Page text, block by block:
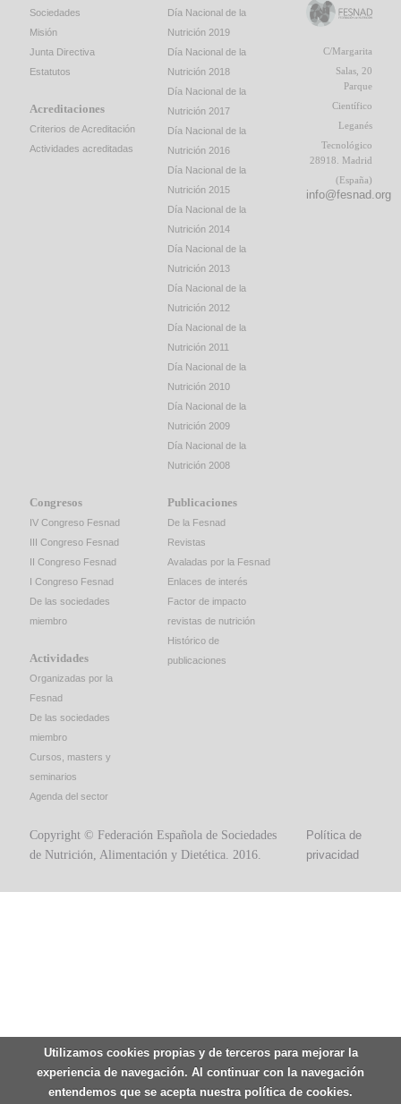
Sociedades
Misión
Junta Directiva
Estatutos
Acreditaciones
Criterios de Acreditación
Actividades acreditadas
Día Nacional de la
Nutrición 2019
Día Nacional de la
Nutrición 2018
Día Nacional de la
Nutrición 2017
Día Nacional de la
Nutrición 2016
Día Nacional de la
Nutrición 2015
Día Nacional de la
Nutrición 2014
Día Nacional de la
Nutrición 2013
Día Nacional de la
Nutrición 2012
Día Nacional de la
Nutrición 2011
Día Nacional de la
Nutrición 2010
Día Nacional de la
Nutrición 2009
Día Nacional de la
Nutrición 2008
Congresos
IV Congreso Fesnad
III Congreso Fesnad
II Congreso Fesnad
I Congreso Fesnad
De las sociedades
miembro
Actividades
Organizadas por la
Fesnad
De las sociedades
miembro
Cursos, masters y
seminarios
Agenda del sector
Publicaciones
De la Fesnad
Revistas
Avaladas por la Fesnad
Enlaces de interés
Factor de impacto
revistas de nutrición
Histórico de
publicaciones
C/Margarita
Salas, 20
Parque
Científico
Leganés
Tecnológico
28918. Madrid
(España)
info@fesnad.org
Copyright © Federación Española de Sociedades
de Nutrición, Alimentación y Dietética. 2016.
Política de
privacidad
Utilizamos cookies propias y de terceros para mejorar la
experiencia de navegación. Al continuar con la navegación
entendemos que se acepta nuestra política de cookies.